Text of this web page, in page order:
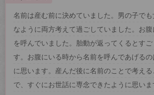
名前は産む前に決めていました。男の子で
なように両方考えて過ごしていました。お
を呼んでいました。胎動が返ってくるとす
す。お腹にいる時から名前を呼んであげる
に思います。産んだ後に名前のことで考え
で、すぐにお世話に専念できたように思いま